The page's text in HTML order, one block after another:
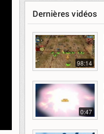
Dernières vidéos
98:14
0:47